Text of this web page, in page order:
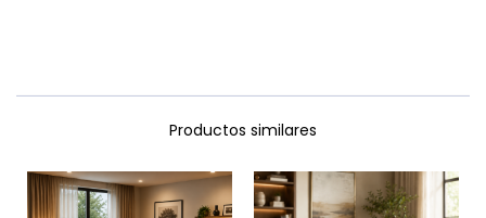
Productos similares